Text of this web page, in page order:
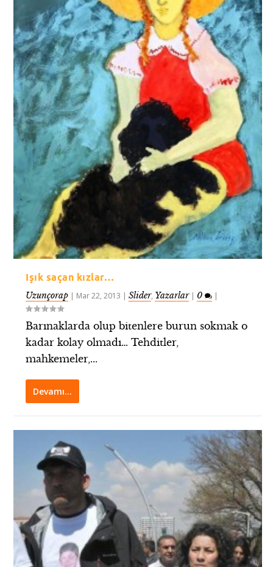
Işık saçan kızlar…
Uzunçorap | Mar 22, 2013 |Slider, Yazarlar| 0 |
Barınaklarda olup bitenlere burun sokmak o
kadar kolay olmadı… Tehditler,
mahkemeler,...
Devamı…